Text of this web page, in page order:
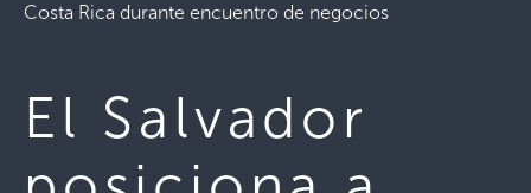
Costa Rica durante encuentro de negocios
El Salvador